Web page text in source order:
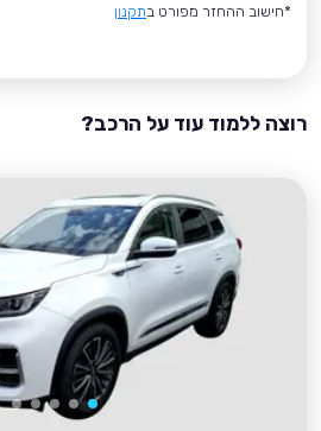
*חישוב ההחזר מפורט בתקנון
רוצה ללמוד עוד על הרכב?